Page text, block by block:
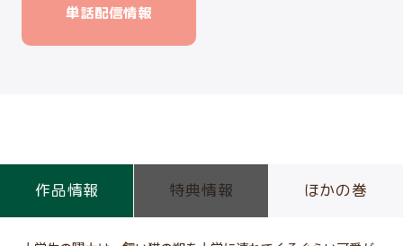
単話配信情報
作品情報 特典情報 ほかの巻